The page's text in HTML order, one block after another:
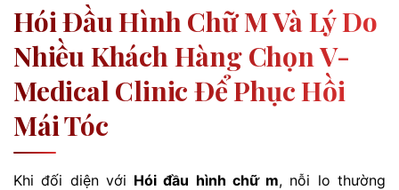
Hói Đầu Hình Chữ M Và Lý Do
Nhiều Khách Hàng Chọn V-
Medical Clinic Để Phục Hồi
Mái Tóc
Khi đối diện với Hói đầu hình chữ m, nỗi lo thường